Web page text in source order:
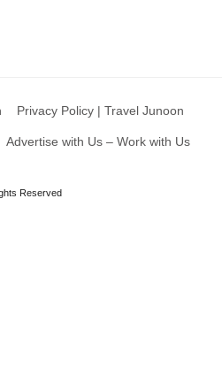
Privacy Policy | Travel Junoon
Advertise with Us – Work with Us
Reserved